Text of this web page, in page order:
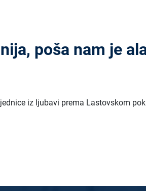
poša nam je
iz ljubavi prema Lastovskom